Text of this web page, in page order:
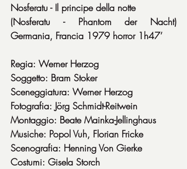
Nosferatu - Il principe della notte
(Nosferatu - Phantom der Nacht)
Germania, Francia 1979 horror 1h47’
Regia: Werner Herzog
Soggetto: Bram Stoker
Sceneggiatura: Werner Herzog
Fotografia: Jörg Schmidt-Reitwein
Montaggio: Beate Mainka-Jellinghaus
Musiche: Popol Vuh, Florian Fricke
Scenografia: Henning Von Gierke
Costumi: Gisela Storch